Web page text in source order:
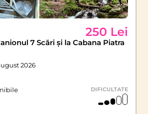
250 Lei
7 Scări și la Cabana Piatra
2026
DIFICULTATE